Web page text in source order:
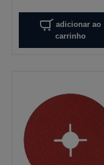
adicionar ao
carrinho